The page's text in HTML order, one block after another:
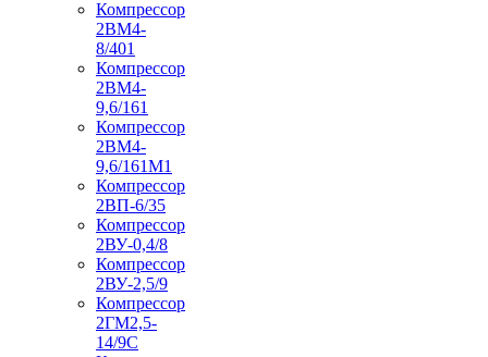
Компрессор
2ВМ4-
8/401
Компрессор
2ВМ4-
9,6/161
Компрессор
2ВМ4-
9,6/161М1
Компрессор
2ВП-6/35
Компрессор
2ВУ-0,4/8
Компрессор
2ВУ-2,5/9
Компрессор
2ГМ2,5-
14/9С